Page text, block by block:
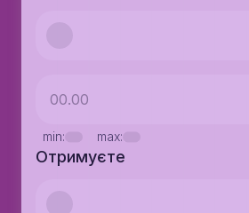
min: max:
Отримуєте